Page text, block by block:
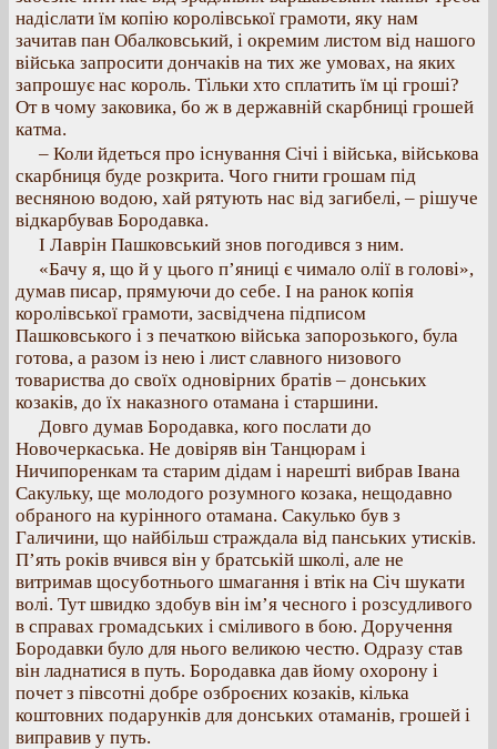
надіслати їм копію королівської грамоти, яку нам
зачитав пан Обалковський, і окремим листом від нашого
війська запросити дончаків на тих же умовах, на яких
запрошує нас король. Тільки хто сплатить їм ці гроші?
От в чому заковика, бо ж в державній скарбниці грошей
катма.
– Коли йдеться про існування Січі і війська, військова
скарбниця буде розкрита. Чого гнити грошам під
весняною водою, хай рятують нас від загибелі, – рішуче
відкарбував Бородавка.
І Лаврін Пашковський знов погодився з ним.
«Бачу я, що й у цього п’яниці є чимало олії в голові»,
думав писар, прямуючи до себе. І на ранок копія
королівської грамоти, засвідчена підписом
Пашковського і з печаткою війська запорозького, була
готова, а разом із нею і лист славного низового
товариства до своїх одновірних братів – донських
козаків, до їх наказного отамана і старшини.
Довго думав Бородавка, кого послати до
Новочеркаська. Не довіряв він Танцюрам і
Ничипоренкам та старим дідам і нарешті вибрав Івана
Сакульку, ще молодого розумного козака, нещодавно
обраного на курінного отамана. Сакулько був з
Галичини, що найбільш страждала від панських утисків.
П’ять років вчився він у братській школі, але не
витримав щосуботнього шмагання і втік на Січ шукати
волі. Тут швидко здобув він ім’я чесного і розсудливого
в справах громадських і сміливого в бою. Доручення
Бородавки було для нього великою честю. Одразу став
він ладнатися в путь. Бородавка дав йому охорону і
почет з півсотні добре озброєних козаків, кілька
коштовних подарунків для донських отаманів, грошей і
виправив у путь.